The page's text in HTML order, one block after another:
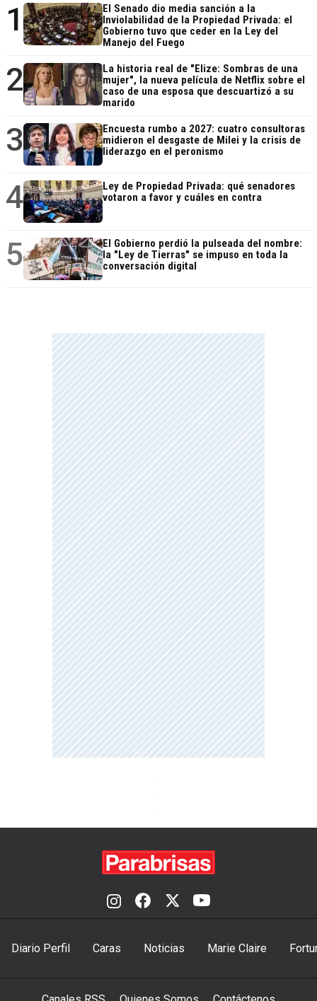
1
El Senado dio media sanción a la
Inviolabilidad de la Propiedad Privada: el
Gobierno tuvo que ceder en la Ley del
Manejo del Fuego
2
La historia real de "Elize: Sombras de una
mujer", la nueva película de Netflix sobre el
caso de una esposa que descuartizó a su
marido
3
Encuesta rumbo a 2027: cuatro consultoras
midieron el desgaste de Milei y la crisis de
liderazgo en el peronismo
4
Ley de Propiedad Privada: qué senadores
votaron a favor y cuáles en contra
5
El Gobierno perdió la pulseada del nombre:
la "Ley de Tierras" se impuso en toda la
conversación digital
Diario Perfil Caras Noticias Marie Claire